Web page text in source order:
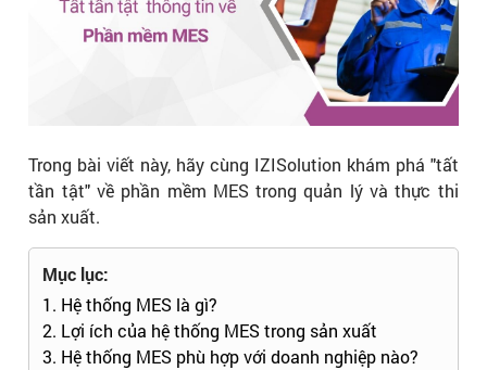
Trong bài viết này, hãy cùng IZISolution khám phá "tất
tần tật" về phần mềm MES trong quản lý và thực thi
sản xuất.
Mục lục:
1. Hệ thống MES là gì?
2. Lợi ích của hệ thống MES trong sản xuất
3. Hệ thống MES phù hợp với doanh nghiệp nào?